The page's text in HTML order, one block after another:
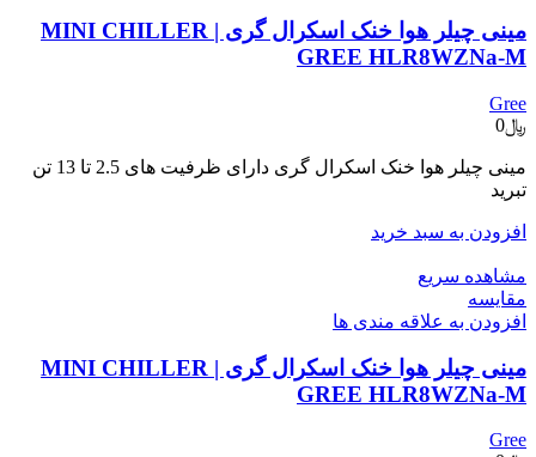
مینی چیلر هوا خنک اسکرال گری | MINI CHILLER
GREE HLR8WZNa-M
Gree
﷼0
مینی چیلر هوا خنک اسکرال گری دارای ظرفیت های 2.5 تا 13 تن
تبرید
افزودن به سبد خرید
مشاهده سریع
مقایسه
افزودن به علاقه مندی ها
مینی چیلر هوا خنک اسکرال گری | MINI CHILLER
GREE HLR8WZNa-M
Gree